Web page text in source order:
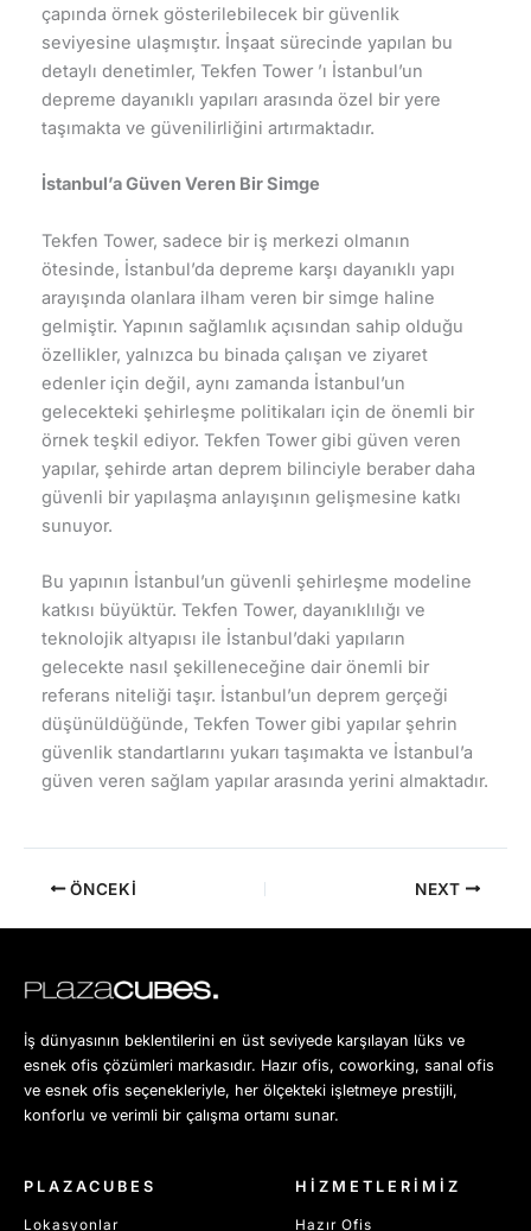
çapında örnek gösterilebilecek bir güvenlik
seviyesine ulaşmıştır. İnşaat sürecinde yapılan bu
detaylı denetimler, Tekfen Tower ’ı İstanbul’un
depreme dayanıklı yapıları arasında özel bir yere
taşımakta ve güvenilirliğini artırmaktadır.
İstanbul’a Güven Veren Bir Simge
Tekfen Tower, sadece bir iş merkezi olmanın
ötesinde, İstanbul’da depreme karşı dayanıklı yapı
arayışında olanlara ilham veren bir simge haline
gelmiştir. Yapının sağlamlık açısından sahip olduğu
özellikler, yalnızca bu binada çalışan ve ziyaret
edenler için değil, aynı zamanda İstanbul’un
gelecekteki şehirleşme politikaları için de önemli bir
örnek teşkil ediyor. Tekfen Tower gibi güven veren
yapılar, şehirde artan deprem bilinciyle beraber daha
güvenli bir yapılaşma anlayışının gelişmesine katkı
sunuyor.
Bu yapının İstanbul’un güvenli şehirleşme modeline
katkısı büyüktür. Tekfen Tower, dayanıklılığı ve
teknolojik altyapısı ile İstanbul’daki yapıların
gelecekte nasıl şekilleneceğine dair önemli bir
referans niteliği taşır. İstanbul’un deprem gerçeği
düşünüldüğünde, Tekfen Tower gibi yapılar şehrin
güvenlik standartlarını yukarı taşımakta ve İstanbul’a
güven veren sağlam yapılar arasında yerini almaktadır.
ÖNCEKI NEXT
İş dünyasının beklentilerini en üst seviyede karşılayan lüks ve
esnek ofis çözümleri markasıdır. Hazır ofis, coworking, sanal ofis
ve esnek ofis seçenekleriyle, her ölçekteki işletmeye prestijli,
konforlu ve verimli bir çalışma ortamı sunar.
PLAZACUBES
Lokasyonlar
HİZMETLERİMİZ
Hazır Ofis